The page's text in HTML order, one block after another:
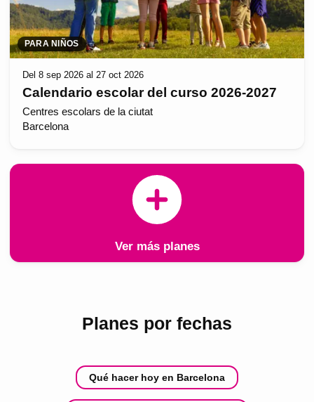
PARA NIÑOS
Del 8 sep 2026 al 27 oct 2026
Calendario escolar del curso 2026-2027
Centres escolars de la ciutat
Barcelona
Ver más planes
Planes por fechas
Qué hacer hoy en Barcelona